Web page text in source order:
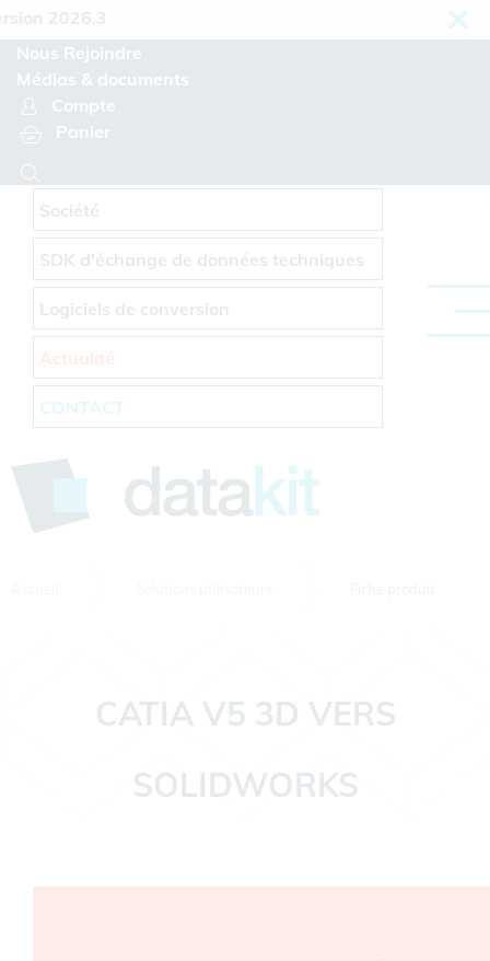
Nous Rejoindre
Médias & documents
Compte
Panier
Société
SDK d'échange de données techniques
Logiciels de conversion
CONTACT
CATIA V5 3D VERS
SOLIDWORKS
Panneau de gestion des cookies